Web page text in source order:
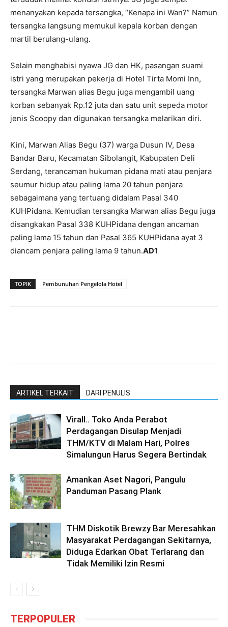
menanyakan kepada tersangka, “Kenapa ini Wan?” Namun
tersangka langsung memukul kepala korban dengan
martil berulang-ulang.
Selain menghabisi nyawa JG dan HK, pasangan suami
istri yang merupakan pekerja di Hotel Tirta Momi Inn,
tersangka Marwan alias Begu juga mengambil uang
korban sebanyak Rp.12 juta dan satu unit sepeda motor
jenis Scoopy dan digunakan tersangka melarikan diri.
Kini, Marwan Alias Begu (37) warga Dusun IV, Desa
Bandar Baru, Kecamatan Sibolangit, Kabupaten Deli
Serdang, terancaman hukuman pidana mati atau penjara
seumur hidup atau paling lama 20 tahun penjara
sebagaimana yang tertuang didalam Pasal 340
KUHPidana. Kemudian tersangka Marwan alias Begu juga
disangkakan Pasal 338 KUHPidana dengan ancaman
paling lama 15 tahun dan Pasal 365 KUHPidana ayat 3
diancam penjara paling lama 9 tahun.AD1
TOPIK Pembunuhan Pengelola Hotel
ARTIKEL TERKAIT DARI PENULIS
Virall.. Toko Anda Perabot
Perdagangan Disulap Menjadi
THM/KTV di Malam Hari, Polres
Simalungun Harus Segera Bertindak
Amankan Aset Nagori, Pangulu
Panduman Pasang Plank
THM Diskotik Brewzy Bar Meresahkan
Masyarakat Perdagangan Sekitarnya,
Diduga Edarkan Obat Terlarang dan
Tidak Memiliki Izin Resmi
TERPOPULER